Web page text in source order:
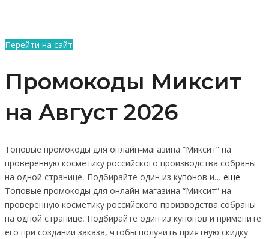
Перейти на сайт
Промокоды Миксит
на Август 2026
Топовые промокоды для онлайн-магазина “Миксит” на
проверенную косметику российского производства собраны
на одной странице. Подбирайте один из купонов и… еще
Топовые промокоды для онлайн-магазина “Миксит” на
проверенную косметику российского производства собраны
на одной странице. Подбирайте один из купонов и примените
его при создании заказа, чтобы получить приятную скидку